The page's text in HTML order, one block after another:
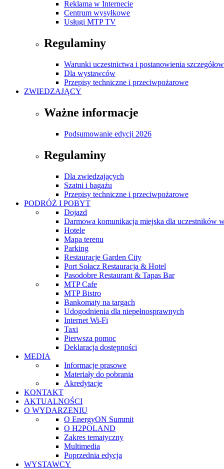
Reklama w Internecie
Centrum wysyłkowe
Usługi MTP TV
Regulaminy
Warunki uczestnictwa i postanowienia
Dla wystawców
Przepisy techniczne i przeciwpożarowe
ZWIEDZAJĄCY
Ważne informacje
Podsumowanie edycji 2026
Regulaminy
Dla zwiedzających
Szatni i bagażu
Przepisy techniczne i przeciwpożarowe
PODRÓŻ I POBYT
Dojazd
Darmowa komunikacja miejska dla uczestników
Hotele
Mapa terenu
Parking
Restauracje Garden City
Port Sołacz Restauracja & Hotel
Pasodobre Restaurant & Tapas Bar
MTP Cafe
MTP Bistro
Bankomaty na targach
Udogodnienia dla niepełnosprawnych
Internet Wi-Fi
Taxi
Pierwsza pomoc
Deklaracja dostępności
MEDIA
Informacje prasowe
Materiały do pobrania
Akredytacje
KONTAKT
AKTUALNOŚCI
O WYDARZENIU
O EnergyON Summit
O H2POLAND
Zakres tematyczny
Multimedia
Poprzednia edycja
WYSTAWCY